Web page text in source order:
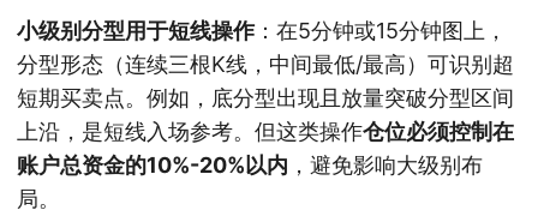
小级别分型用于短线操作：在5分钟或15分钟图上，
分型形态（连续三根K线，中间最低/最高）可识别超
短期买卖点。例如，底分型出现且放量突破分型区间
上沿，是短线入场参考。但这类操作仓位必须控制在
账户总资金的10%-20%以内 ，避免影响大级别布
局。